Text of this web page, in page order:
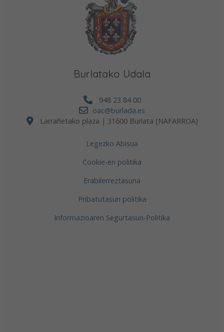
Burlatako Udala
948 23 84 00
oac@burlada.es
Larrañetako plaza | 31600 Burlata (NAFARROA)
Legezko Abisua
Cookie-en politika
Erabilerreztasuna
Pribatutasun politika
Informazioaren Segurtasun-Politika